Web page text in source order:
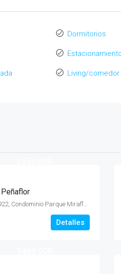
Dormitorios
Living/comedor
Calle Nicanor Molinare N°1922, Condominio Parque Miraflores
Detalles